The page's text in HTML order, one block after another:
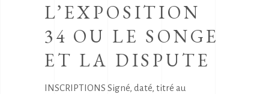
L’EXPOSITION
34 OU LE SONGE
ET LA DISPUTE
INSCRIPTIONS Signé, daté, titré au